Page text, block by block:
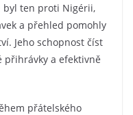
byl ten proti Nigérii,
a přehled pomohly
Jeho schopnost číst
přihrávky a efektivně
přátelského